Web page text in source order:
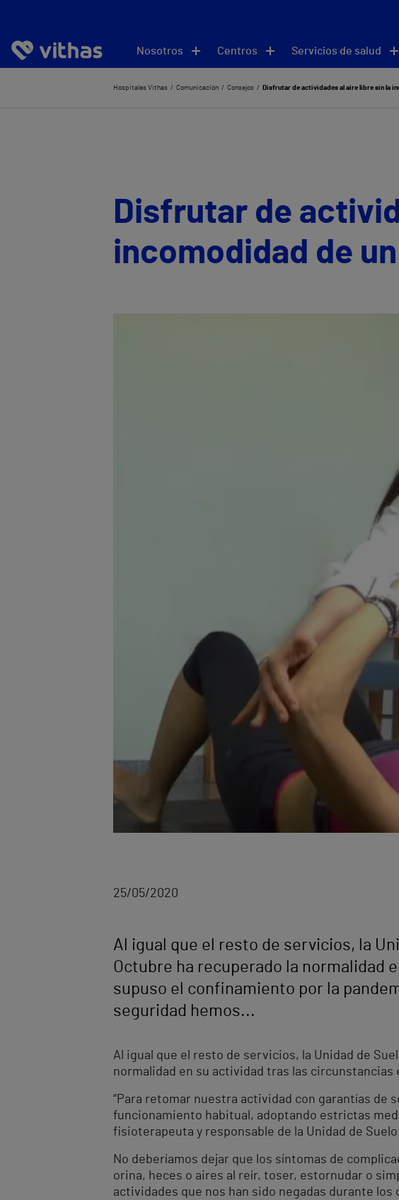
Nosotros Centros Servicios de salud
Hospitales Vithas Comunicación Consejos Disfrutar de actividades al aire libre sin la
Disfrutar de
incomodidad de
25/05/2020
Al igual que el resto de servicios, la
Octubre ha recuperado la normalidad
supuso el confinamiento por la
seguridad hemos...
Al igual que el resto de servicios, la Unidad de
normalidad en su actividad tras las
“Para retomar nuestra actividad con garantías de
funcionamiento habitual, adoptando estrictas
fisioterapeuta y responsable de la Unidad de
No deberíamos dejar que los síntomas de
orina, heces o aires al reír, toser, estornudar o
actividades que nos han sido negadas durante